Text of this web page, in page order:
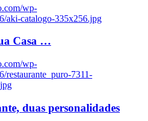
wp-
aki-catalogo-335x256.jpg
Casa …
wp-
restaurante_puro-7311-
duas personalidades